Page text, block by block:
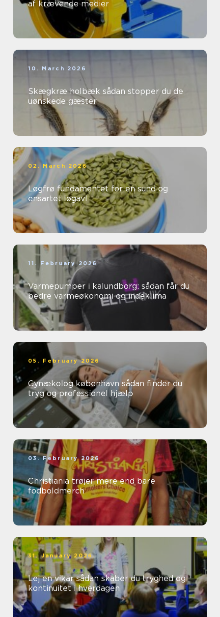
af krævende medier
10. March 2026
Skægkræ holbæk sådan stopper du de
uønskede gæster
02. March 2026
Løgfrø fundamentet for en sund og
ensartet løgavl
11. February 2026
Varmepumper i kalundborg: sådan får du
bedre varmeøkonomi og indeklima
05. February 2026
Gynækolog københavn sådan finder du
tryg og professionel hjælp
03. February 2026
Christiania trøjer mere end bare
fodboldmerch
31. January 2026
Lej en vikar sådan skaber du tryghed og
kontinuitet i hverdagen